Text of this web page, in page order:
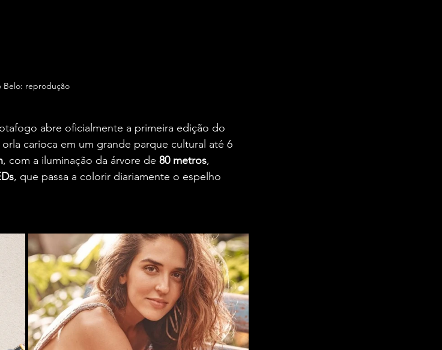
Belo: reprodução
abre oficialmente a primeira edição do
carioca em um grande parque cultural até 6
, com a iluminação da árvore de 80 metros,
, que passa a colorir diariamente o espelho